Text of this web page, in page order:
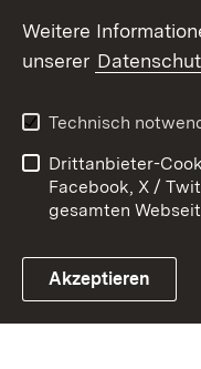
Link zum Landesportal
Kontakt
Barrierefreiheit
Impressum
Weitere
unserer
Technisch
Drittanbieter-
Facebook, X /
gesamten
Akzeptieren